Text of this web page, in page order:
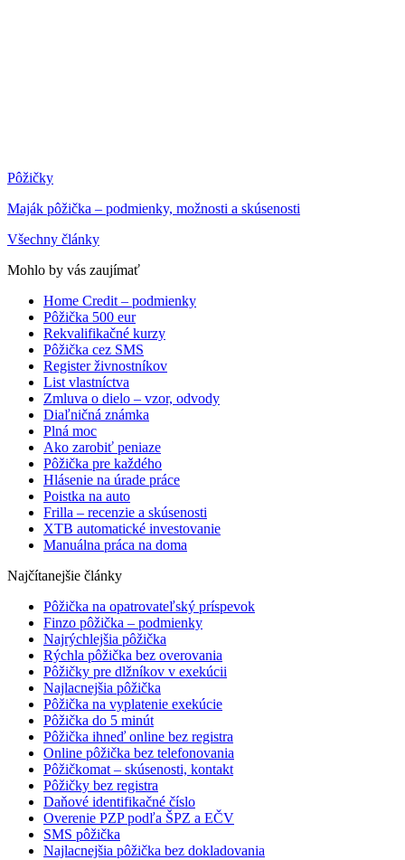
Pôžičky
Maják pôžička – podmienky, možnosti a skúsenosti
Všechny články
Mohlo by vás zaujímať
Home Credit – podmienky
Pôžička 500 eur
Rekvalifikačné kurzy
Pôžička cez SMS
Register živnostníkov
List vlastníctva
Zmluva o dielo – vzor, odvody
Diaľničná známka
Plná moc
Ako zarobiť peniaze
Pôžička pre každého
Hlásenie na úrade práce
Poistka na auto
Frilla – recenzie a skúsenosti
XTB automatické investovanie
Manuálna práca na doma
Najčítanejšie články
Pôžička na opatrovateľský príspevok
Finzo pôžička – podmienky
Najrýchlejšia pôžička
Rýchla pôžička bez overovania
Pôžičky pre dlžníkov v exekúcii
Najlacnejšia pôžička
Pôžička na vyplatenie exekúcie
Pôžička do 5 minút
Pôžička ihneď online bez registra
Online pôžička bez telefonovania
Pôžičkomat – skúsenosti, kontakt
Pôžičky bez registra
Daňové identifikačné číslo
Overenie PZP podľa ŠPZ a EČV
SMS pôžička
Najlacnejšia pôžička bez dokladovania